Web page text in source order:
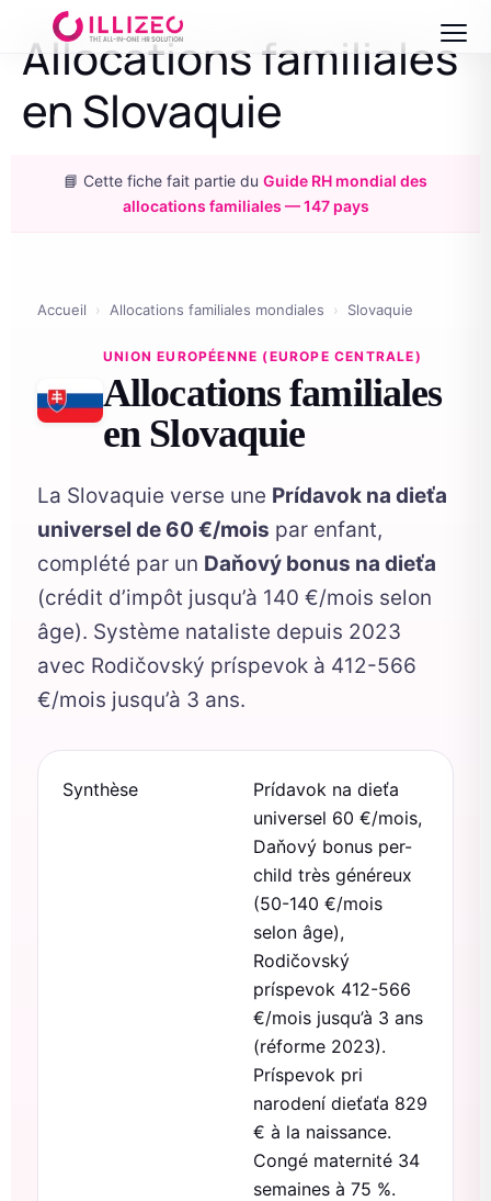
Allocations familiales
en Slovaquie
📘 Cette fiche fait partie du Guide RH mondial des
allocations familiales — 147 pays
Accueil › Allocations familiales mondiales › Slovaquie
UNION EUROPÉENNE (EUROPE CENTRALE)
Allocations familiales
en Slovaquie
La Slovaquie verse une Prídavok na dieťa
universel de 60 €/mois par enfant,
complété par un Daňový bonus na dieťa
(crédit d’impôt jusqu’à 140 €/mois selon
âge). Système nataliste depuis 2023
avec Rodičovský príspevok à 412-566
€/mois jusqu’à 3 ans.
Synthèse
Prídavok na dieťa
universel 60 €/mois,
Daňový bonus per-
child très généreux
(50-140 €/mois
selon âge),
Rodičovský
príspevok 412-566
€/mois jusqu’à 3 ans
(réforme 2023).
Príspevok pri
narodení dieťaťa 829
€ à la naissance.
Congé maternité 34
semaines à 75 %.